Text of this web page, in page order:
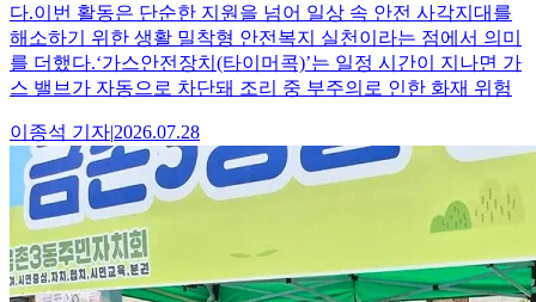
다.이번 활동은 단순한 지원을 넘어 일상 속 안전 사각지대를
해소하기 위한 생활 밀착형 안전복지 실천이라는 점에서 의미
를 더했다.‘가스안전장치(타이머콕)’는 일정 시간이 지나면 가
스 밸브가 자동으로 차단돼 조리 중 부주의로 인한 화재 위험
이종석 기자|2026.07.28